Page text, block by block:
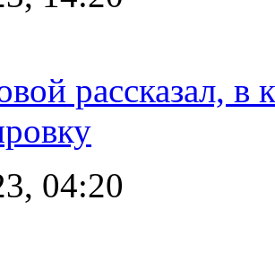
рассказал, в
04:20